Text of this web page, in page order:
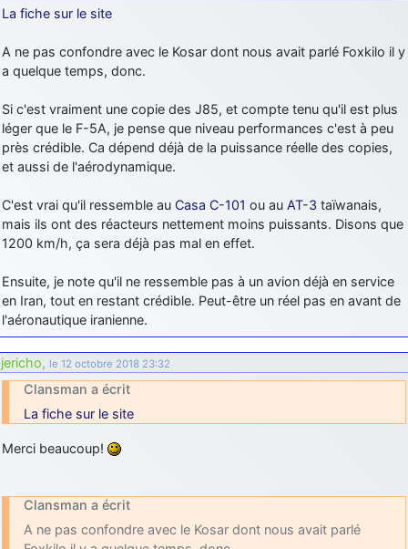
La fiche sur le site
A ne pas confondre avec le Kosar dont nous avait parlé Foxkilo il y
a quelque temps, donc.
Si c'est vraiment une copie des J85, et compte tenu qu'il est plus
léger que le F-5A, je pense que niveau performances c'est à peu
près crédible. Ca dépend déjà de la puissance réelle des copies,
et aussi de l'aérodynamique.
C'est vrai qu'il ressemble au Casa C-101 ou au AT-3 taïwanais,
mais ils ont des réacteurs nettement moins puissants. Disons que
1200 km/h, ça sera déjà pas mal en effet.
Ensuite, je note qu'il ne ressemble pas à un avion déjà en service
en Iran, tout en restant crédible. Peut-être un réel pas en avant de
l'aéronautique iranienne.
jericho, le 12 octobre 2018 23:32
Clansman a écrit
La fiche sur le site
Merci beaucoup!
Clansman a écrit
A ne pas confondre avec le Kosar dont nous avait parlé